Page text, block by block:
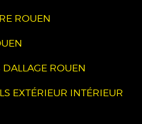
ROUEN
ROUEN
EXTÉRIEUR INTÉRIEUR